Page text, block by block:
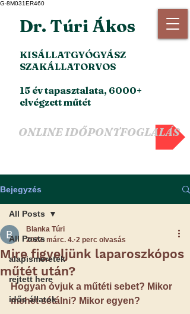
G-8M031ER460
ONLINE IDŐPONTFOGLALÁS
Dr. Túri Ákos
KISÁLLATGYÓGYÁSZ
SZAKÁLLATORVOS
15 év tapasztalata, 6000+
elvégzett műtét
Bejegyzés
All Posts
alapismeretek
rejtett here
idős állatok
All Posts
Mire figyeljünk laparoszkópos
műtét után?
Blanka Túri
2022. márc. 4. 2 perc olvasás
Hogyan óvjuk a műtéti sebet? Mikor
mehet sétálni? Mikor egyen?